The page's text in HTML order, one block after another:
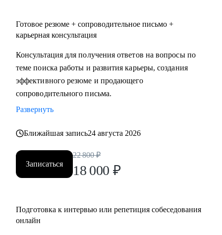
• Бухгалтерия, Финансы
• Страхование
• Транспорт, логистика, перевозки
• Стратегия, инвестиции, консалтинг
• Маркетинг, реклама, PR
Готовое резюме + сопроводительное письмо +
карьерная консультация
Консультация для получения ответов на вопросы по
теме поиска работы и развития карьеры, создания
эффективного резюме и продающего
сопроводительного письма.
Развернуть
Ближайшая запись24 августа 2026
Записаться
22 800 ₽
18 000 ₽
Подготовка к интервью или репетиция собеседования
онлайн